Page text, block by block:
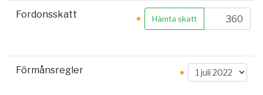
Fordonsskatt Hämta skatt
Förmånsregler